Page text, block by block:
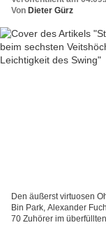
Von Dieter Gürz
Den äußerst virtuosen
Bin Park, Alexander
70 Zuhörer im